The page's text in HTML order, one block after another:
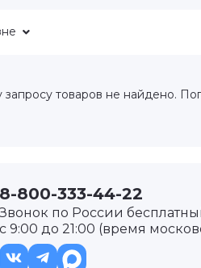
товаров не найдено.
8-800-333-44-22
Звонок по России
с 9:00 до 21:00 (время